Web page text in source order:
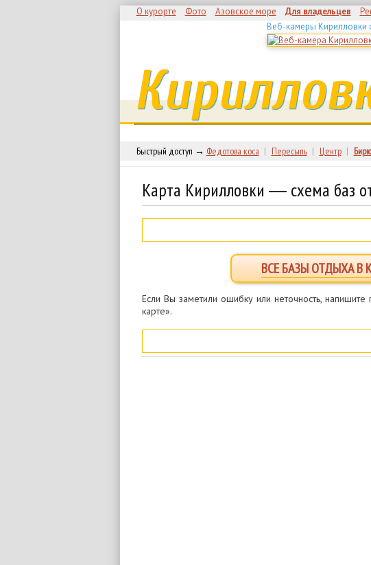
О курорте Фото Азовское море Для владельцев
Веб-камеры Кирилловки
Быстрый доступ → Федотова коса | Пересыпь | Центр |
Карта Кирилловки ― схема баз
ВСЕ БАЗЫ ОТДЫХА В
Если Вы заметили ошибку или неточность, напишите
карте».